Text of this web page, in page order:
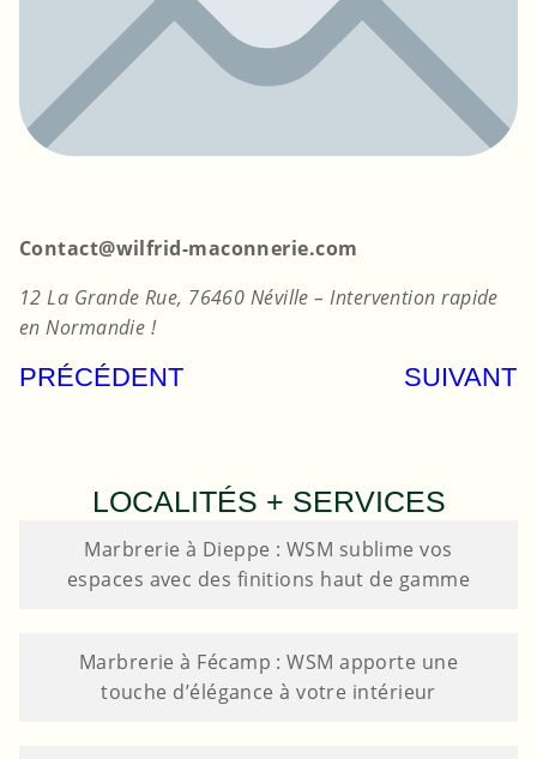
Contact@wilfrid-maconnerie.com
12 La Grande Rue, 76460 Néville – Intervention rapide
en Normandie !
PRÉCÉDENT SUIVANT
LOCALITÉS + SERVICES
Marbrerie à Dieppe : WSM sublime vos
espaces avec des finitions haut de gamme
Marbrerie à Fécamp : WSM apporte une
touche d’élégance à votre intérieur